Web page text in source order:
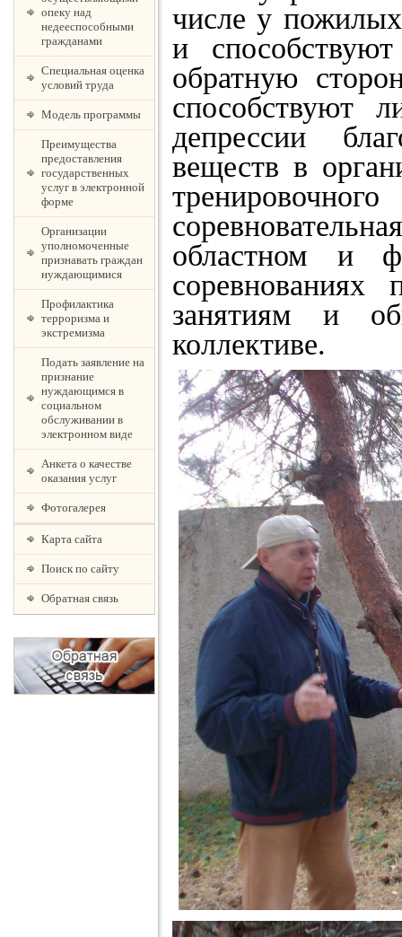
опеку над
недееспособными
гражданами
Специальная оценка
условий труда
Модель программы
Преимущества
предоставления
государственных
услуг в электронной
форме
Организации
уполномоченные
признавать граждан
нуждающимися
Профилактика
терроризма и
экстремизма
Подать заявление на
признание
нуждающимся в
социальном
обслуживании в
электронном виде
Анкета о качестве
оказания услуг
Фотогалерея
Карта сайта
Поиск по сайту
Обратная связь
числе у
и
обратную
способствуют
депрессии
веществ в
областном и
соревнованиях
занятиям и
коллективе.